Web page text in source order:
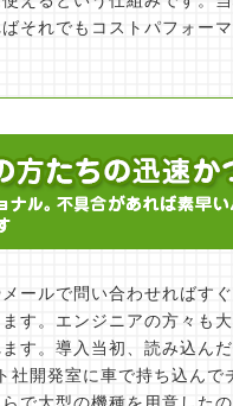
それでもコストパフォー
ールで問い合わせればす
す。エンジニアの方々も
す。導入当初、読み込ん
開発室に車で持ち込んで
で大型の機種を用意した